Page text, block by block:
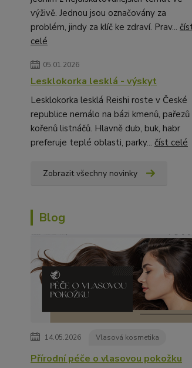
výživě. Jednou jsou označovány za
problém, jindy za klíč ke zdraví. Prav...
celé
05.01.2026
Lesklokorka lesklá - výskyt
Lesklokorka lesklá Reishi roste v České
republice nemálo na bázi kmenů, pařezů
kořenů listnáčů. Hlavně dub, buk, habr
preferuje teplé oblasti, parky... číst celé
Zobrazit všechny novinky
Blog
14.05.2026 Vlasová kosmetika
Přírodní péče o vlasovou pokožku